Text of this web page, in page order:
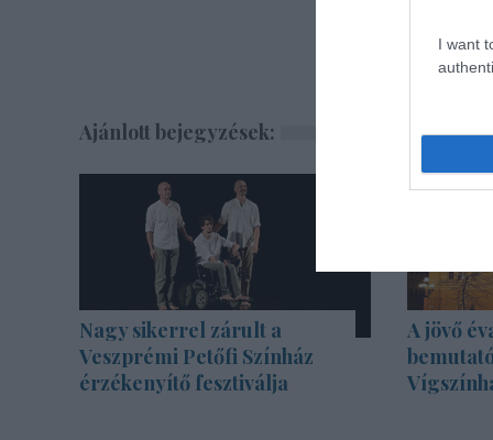
I want
Ajánlott bejegyzések:
Nagy sikerrel zárult a
Veszprémi Petőfi Színház
érzékenyítő fesztiválja
A jövő